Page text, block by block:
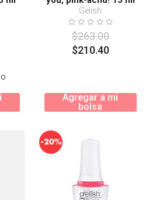
Gelish
$263.00
$210.40
Agregar a mi
bolsa
-20%